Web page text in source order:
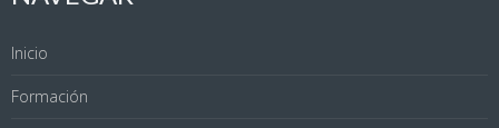
Inicio
Formación